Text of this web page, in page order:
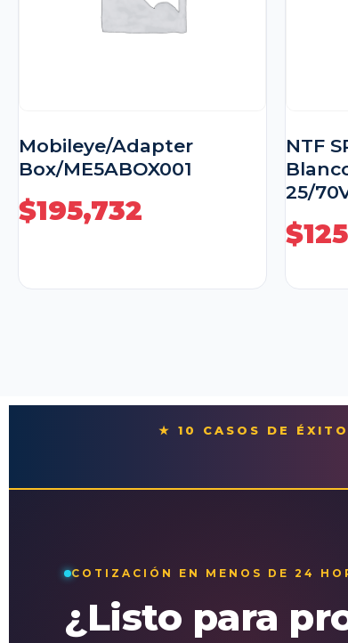
Mobileye/Adapter
Box/ME5ABOX001
$195,732
NTF
25/
$
★ 10 CASOS DE
COTIZACIÓN EN MENOS DE 24
¿Listo para